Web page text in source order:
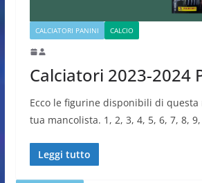
CALCIATORI PANINI CALCIO
Calciatori 2023-2024
Ecco le figurine disponibili di questa
tua mancolista. 1, 2, 3, 4, 5, 6, 7, 8, 9,
Leggi tutto